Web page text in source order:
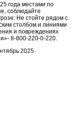
года местами по
соблюдайте
Не стойте рядом с
столбом и линиями
и повреждениях
8-800-220-0-220.
2025